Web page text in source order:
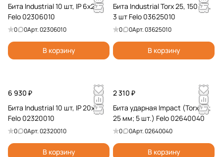
Бита Industrial 10 шт, IP 6x25
Felo 02306010
0 0Арт.02306010
В корзину
Бита Industrial Torx 25, 150 мм,
3 шт Felo 03625010
0 0Арт.03625010
В корзину
6 930 ₽
Бита Industrial 10 шт, IP 20x25
Felo 02320010
0 0Арт.02320010
В корзину
2 310 ₽
Бита ударная Impact (Torx 40;
25 мм; 5 шт.) Felo 02640040
0 0Арт.02640040
В корзину